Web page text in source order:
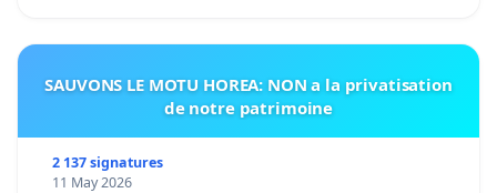
SAUVONS LE MOTU HOREA: NON a la privatisation
de notre patrimoine
2 137 signatures
11 May 2026